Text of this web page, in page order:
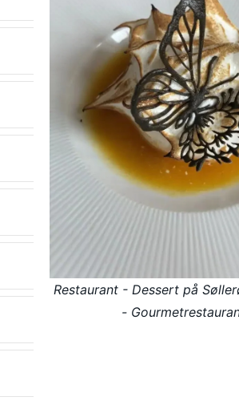
Restaurant - Dessert på
-